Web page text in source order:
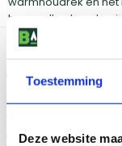
Toestemming
Deze website
hoeveelheden eten
Wordt altijd
2x geëmailleerde
Vetopvanglade